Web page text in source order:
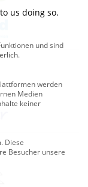
us doing so.
und sind
werden
Medien
keiner
Diese
Besucher unsere